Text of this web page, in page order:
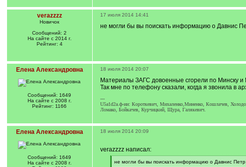
verazzzz
Новичок
Сообщений: 2
На сайте с 2014 г.
Рейтинг: 4
17 июля 2014 14:41
не могли бы вы поискать информацию о Давнис
Елена Александровна
Сообщений: 1649
На сайте с 2008 г.
Рейтинг: 1166
18 июля 2014 20:07
Материалы ЗАГС довоенные сгорели по Минску и
Так мне по телефону сказали, когда я звонила в
---
U5a1d2a.ф-ии: Короткевич, Михаленко,Миненко, Кошлачев,
Ломако, Бойкачев, Курчицкий, Щура, Галякевич.
Елена Александровна
Сообщений: 1649
На сайте с 2008 г.
18 июля 2014 20:09
verazzzz написал:
[не могли бы вы поискать информацию о Давнис